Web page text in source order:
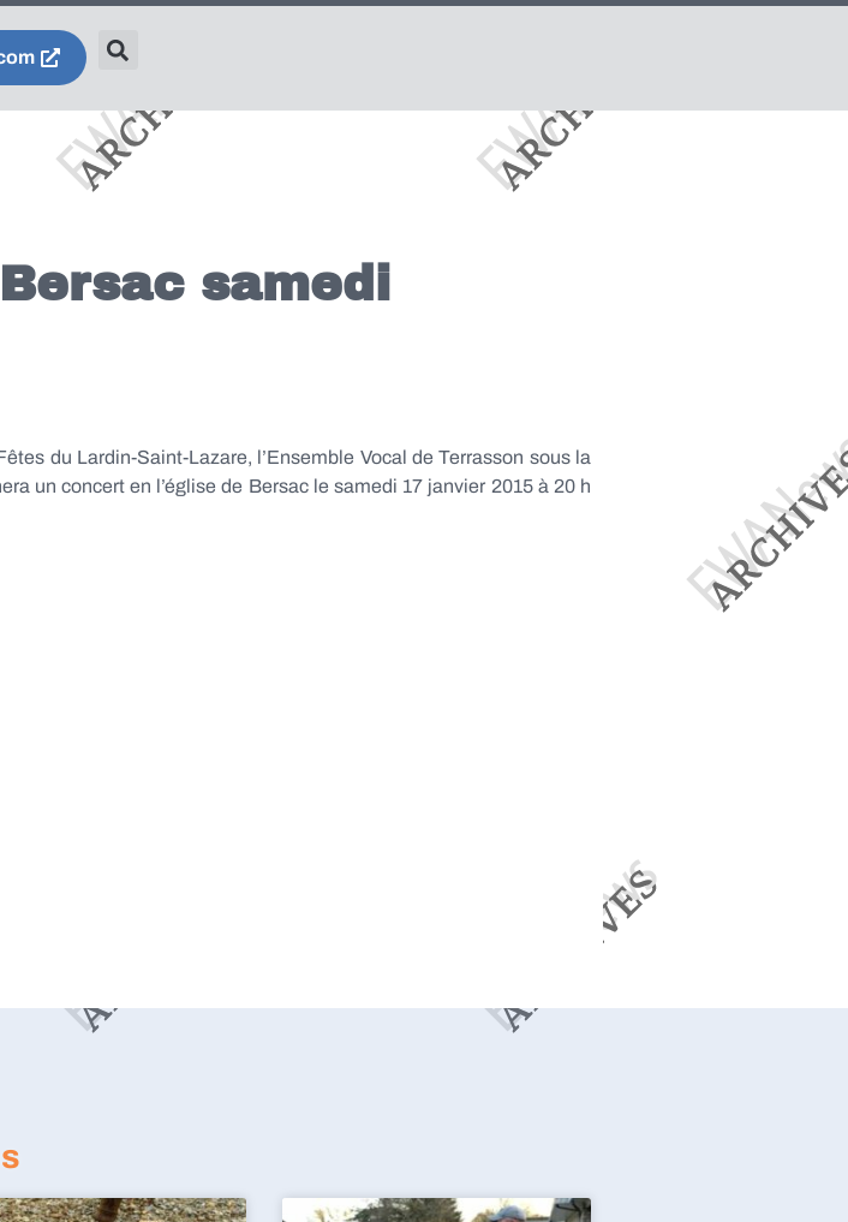
samedi
du Lardin-Saint-Lazare, l’Ensemble Vocal de Terrasson sous la
un concert en l’église de Bersac le samedi 17 janvier 2015 à 20 h